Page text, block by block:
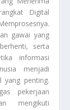
Digital
gawai yang
serta
informasi
menjadi
yang penting.
pekerjaan
mengikuti